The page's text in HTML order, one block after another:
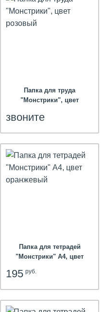
Папка для труда
"Монстрики", цвет
звоните
Папка для тетрадей
"Монстрики" А4, цвет
195руб.